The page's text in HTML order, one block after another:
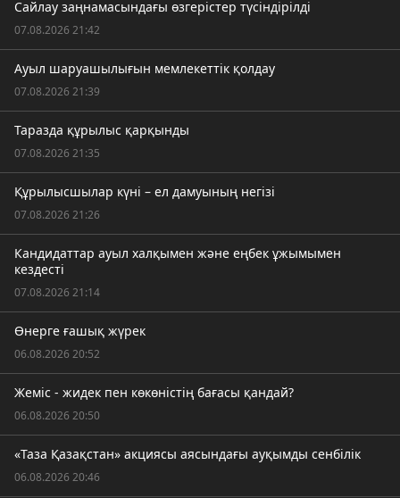
Сайлау заңнамасындағы өзгерістер түсіндірілді
07.08.2026 21:42
Ауыл шаруашылығын мемлекеттік қолдау
07.08.2026 21:39
Таразда құрылыс қарқынды
07.08.2026 21:35
Құрылысшылар күні – ел дамуының негізі
07.08.2026 21:26
Кандидаттар ауыл халқымен және еңбек ұжымымен
кездесті
07.08.2026 21:14
Өнерге ғашық жүрек
06.08.2026 20:52
Жеміс - жидек пен көкөністің бағасы қандай?
06.08.2026 20:50
«Таза Қазақстан» акциясы аясындағы ауқымды сенбілік
06.08.2026 20:46